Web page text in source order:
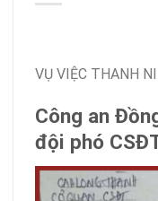
VỤ VIỆC THANH
Công an
đội phó